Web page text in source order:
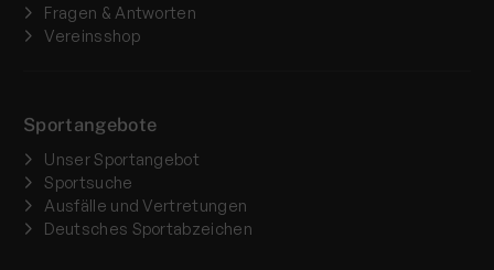
Fragen & Antworten
Vereinsshop
Sportangebote
Unser Sportangebot
Sportsuche
Ausfälle und Vertretungen
Deutsches Sportabzeichen